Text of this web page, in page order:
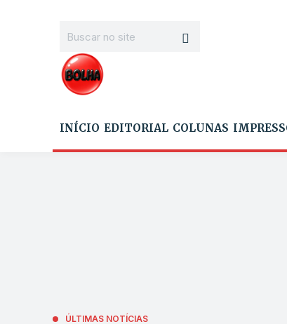
INÍCIO EDITORIAL COLUNAS
ÚLTIMAS NOTÍCIAS